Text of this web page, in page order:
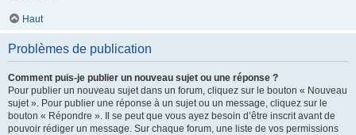
Haut
Problèmes de publication
Comment puis-je publier un nouveau sujet ou une réponse ?
Pour publier un nouveau sujet dans un forum, cliquez sur le bouton « Nouveau
sujet ». Pour publier une réponse à un sujet ou un message, cliquez sur le
bouton « Répondre ». Il se peut que vous ayez besoin d’être inscrit avant de
pouvoir rédiger un message. Sur chaque forum, une liste de vos permissions